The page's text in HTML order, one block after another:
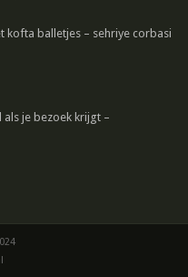
kofta balletjes – sehriye corbasi
je bezoek krijgt –